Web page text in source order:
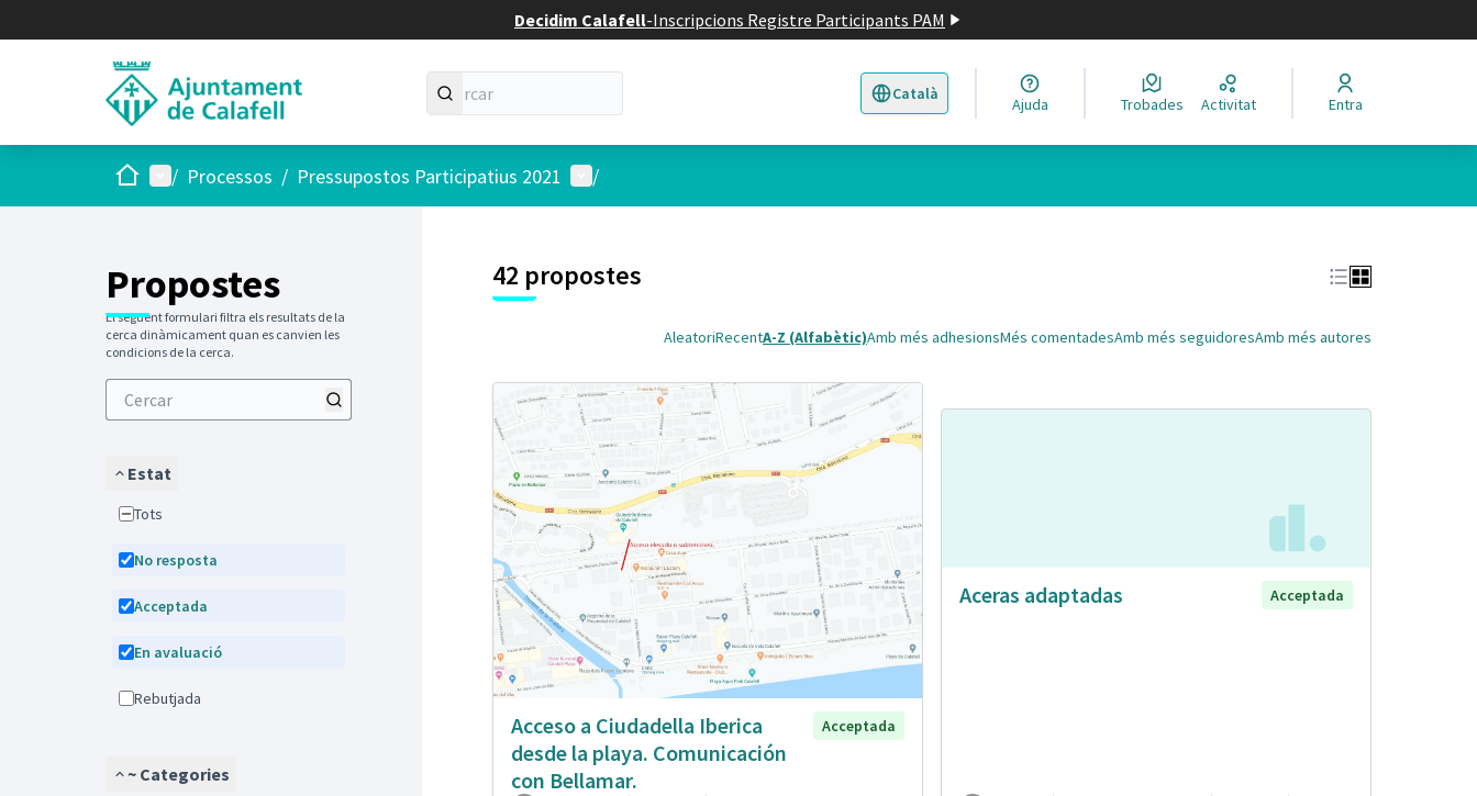
Decidim Calafell-Inscripcions Registre Participants PAM
Català
Triar la llengua Elegir el idioma
Ajuda Trobades Activitat Entra
Inici Menú principal
/ Processos / Pressupostos Participatius 2021 Menú d'usuari
/
Propostes
El següent formulari filtra els resultats de la
cerca dinàmicament quan es canvien les
condicions de la cerca.
Estat
Tots
No resposta
Acceptada
En avaluació
Rebutjada
~ Categories
42 propostes
AleatoriRecentA-Z (Alfabètic)Amb més adhesionsMés comentadesAmb més seguidoresAmb més autores
Acceso a Ciudadella Iberica
desde la playa. Comunicación
con Bellamar.
Acceptada
Aceras adaptadas Acceptada